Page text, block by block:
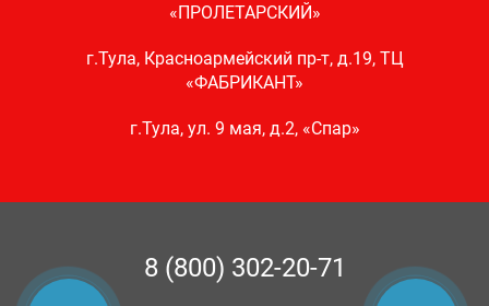
8 (800) 302-20-71
«ПРОЛЕТАРСКИЙ»
г.Тула, Красноармейский пр-т, д.19, ТЦ
«ФАБРИКАНТ»
г.Тула, ул. 9 мая, д.2, «Спар»